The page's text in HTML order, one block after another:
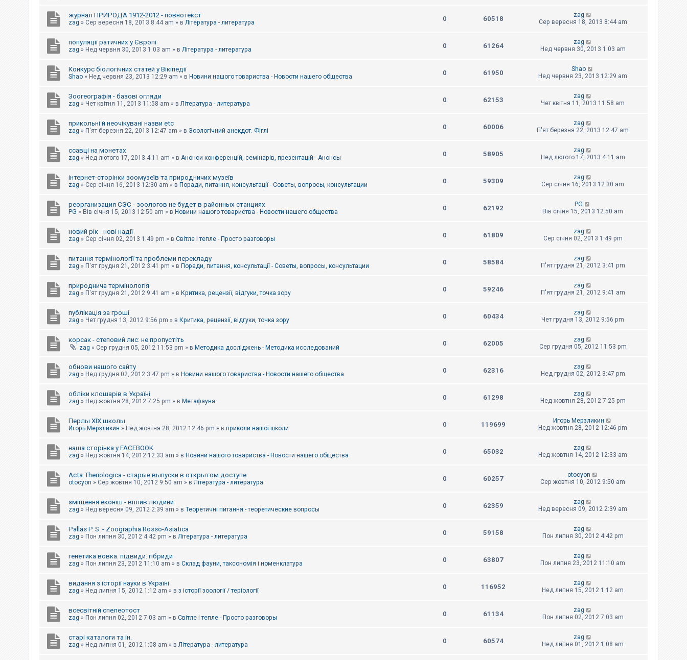
журнал ПРИРОДА 1912-2012 - повнотекст
zag » Сер вересня 18, 2013 8:44 am » в Література - литература 0 60518
zag
Сер вересня 18, 2013 8:44 am
популяції ратичних у Європі
zag » Нед червня 30, 2013 1:03 am » в Література - литература 0 61264
zag
Нед червня 30, 2013 1:03 am
Конкурс біологічних статей у Вікіпедії
Shao » Нед червня 23, 2013 12:29 am » в Новини нашого товариства - Новости нашего общества 0 61950
Shao
Нед червня 23, 2013 12:29 am
Зоогеографія - базові огляди
zag » Чет квітня 11, 2013 11:58 am » в Література - литература 0 62153
zag
Чет квітня 11, 2013 11:58 am
прикольні й неочікувані назви etc
zag » П'ят березня 22, 2013 12:47 am » в Зоологічний анекдот. Фіглі 0 60006
zag
П'ят березня 22, 2013 12:47 am
ссавці на монетах
zag » Нед лютого 17, 2013 4:11 am » в Анонси конференцій, семінарів, презентацій - Анонсы 0 58905
zag
Нед лютого 17, 2013 4:11 am
інтернет-сторінки зоомузеїв та природничих музеїв
zag » Сер січня 16, 2013 12:30 am » в Поради, питання, консультації - Советы, вопросы, консультации 0 59309
zag
Сер січня 16, 2013 12:30 am
реорганизация СЭС - зоологов не будет в районных станциях
PG » Вів січня 15, 2013 12:50 am » в Новини нашого товариства - Новости нашего общества 0 62192
PG
Вів січня 15, 2013 12:50 am
новий рік - нові надії
zag » Сер січня 02, 2013 1:49 pm » в Світле і тепле - Просто разговоры 0 61809
zag
Сер січня 02, 2013 1:49 pm
питання термінології та проблеми перекладу
zag » П'ят грудня 21, 2012 3:41 pm » в Поради, питання, консультації - Советы, вопросы, консультации 0 58584
zag
П'ят грудня 21, 2012 3:41 pm
природнича термінологія
zag » П'ят грудня 21, 2012 9:41 am » в Критика, рецензії, відгуки, точка зору 0 59246
zag
П'ят грудня 21, 2012 9:41 am
публікація за гроші
zag » Чет грудня 13, 2012 9:56 pm » в Критика, рецензії, відгуки, точка зору 0 60434
zag
Чет грудня 13, 2012 9:56 pm
корсак - степовий лис: не пропустіть
zag » Сер грудня 05, 2012 11:53 pm » в Методика досліджень - Методика исследований
0 62005
zag
Сер грудня 05, 2012 11:53 pm
обнови нашого сайту
zag » Нед грудня 02, 2012 3:47 pm » в Новини нашого товариства - Новости нашего общества 0 62316
zag
Нед грудня 02, 2012 3:47 pm
обліки клошарів в Україні
zag » Нед жовтня 28, 2012 7:25 pm » в Метафауна 0 61298
zag
Нед жовтня 28, 2012 7:25 pm
Перлы ХІХ школы
Игорь Мерзликин » Нед жовтня 28, 2012 12:46 pm » в приколи нашої школи 0 119699
Игорь Мерзликин
Нед жовтня 28, 2012 12:46 pm
наша сторінка у FACEBOOK
zag » Нед жовтня 14, 2012 12:33 am » в Новини нашого товариства - Новости нашего общества 0 65032
zag
Нед жовтня 14, 2012 12:33 am
Acta Theriologica - старые выпуски в открытом доступе
otocyon » Сер жовтня 10, 2012 9:50 am » в Література - литература 0 60257
otocyon
Сер жовтня 10, 2012 9:50 am
зміщення еконіш - вплив людини
zag » Нед вересня 09, 2012 2:39 am » в Теоретичні питання - теоретические вопросы 0 62359
zag
Нед вересня 09, 2012 2:39 am
Pallas P. S. - Zoographia Rosso-Asiatica
zag » Пон липня 30, 2012 4:42 pm » в Література - литература 0 59158
zag
Пон липня 30, 2012 4:42 pm
генетика вовка. підвиди. гібриди
zag » Пон липня 23, 2012 11:10 am » в Склад фауни, таксономія і номенклатура 0 63807
zag
Пон липня 23, 2012 11:10 am
видання з історії науки в Україні
zag » Нед липня 15, 2012 1:12 am » в з історії зоології / теріології 0 116952
zag
Нед липня 15, 2012 1:12 am
всесвітній спелеотост
zag » Пон липня 02, 2012 7:03 am » в Світле і тепле - Просто разговоры 0 61134
zag
Пон липня 02, 2012 7:03 am
старі каталоги та ін.
zag » Нед липня 01, 2012 1:08 am » в Література - литература 0 60574
zag
Нед липня 01, 2012 1:08 am